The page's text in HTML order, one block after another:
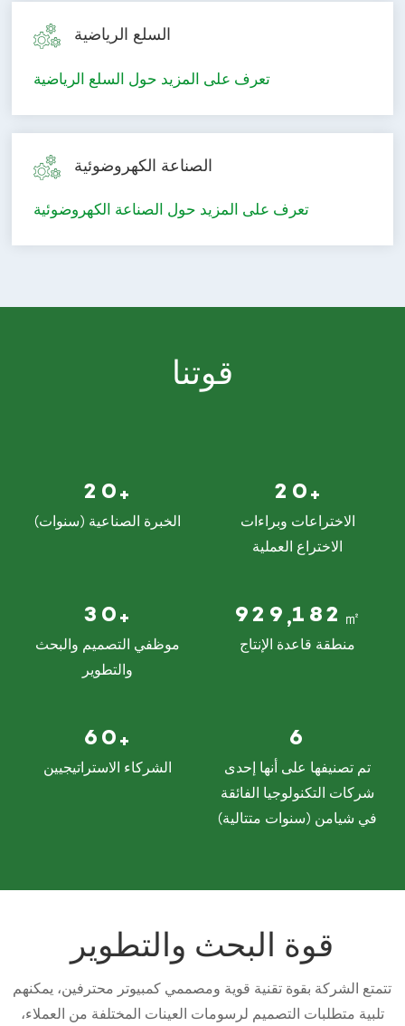
السلع الرياضية
تعرف على المزيد حول السلع الرياضية
الصناعة الكهروضوئية
تعرف على المزيد حول الصناعة الكهروضوئية
قوتنا
2 0 +
الخبرة الصناعية (سنوات)
2 0 +
الاختراعات وبراءات
الاختراع العملية
3 0 +
موظفي التصميم والبحث
والتطوير
92 9 ,1 82 ㎡
منطقة قاعدة الإنتاج
6 0 +
الشركاء الاستراتيجيين
6
تم تصنيفها على أنها إحدى
شركات التكنولوجيا الفائقة
في شيامن (سنوات متتالية)
قوة البحث والتطوير
تتمتع الشركة بقوة تقنية قوية ومصممي كمبيوتر محترفين، يمكنهم
تلبية متطلبات التصميم لرسومات العينات المختلفة من العملاء،